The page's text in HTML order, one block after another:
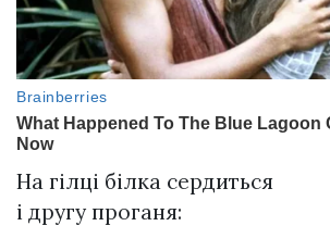
На гілці білка сердиться
і другу проганя: